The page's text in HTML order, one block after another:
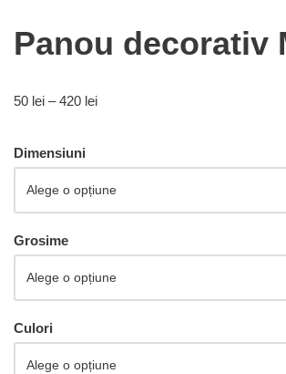
Panou decorativ
50 lei – 420 lei
Dimensiuni
Grosime
Culori